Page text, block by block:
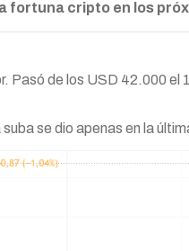
fortuna cripto en los
Pasó de los USD 42.000
se dio apenas en la